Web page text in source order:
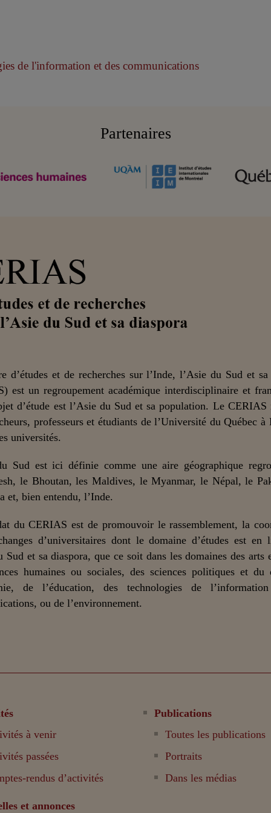
de l'information et des communications
Partenaires
d’études et de recherches sur l’Inde, l’Asie du Sud et sa
est un regroupement académique interdisciplinaire et
d’étude est l’Asie du Sud et sa population. Le CERIAS
professeurs et étudiants de l’Université du Québec à
universités.
Sud est ici définie comme une aire géographique
le Bhoutan, les Maldives, le Myanmar, le Népal, le
et, bien entendu, l’Inde.
du CERIAS est de promouvoir le rassemblement, la
d’universitaires dont le domaine d’études est en
Sud et sa diaspora, que ce soit dans les domaines des arts
humaines ou sociales, des sciences politiques et du
de l’éducation, des technologies de
ou de l’environnement.
à venir
passées
rendus d’activités
et annonces
Publications
Toutes les publications
Portraits
Dans les médias